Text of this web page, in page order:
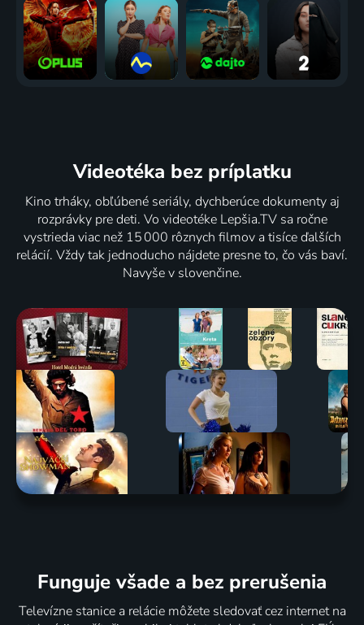
Videotéka bez príplatku
Kino trháky, obľúbené seriály, dychberúce dokumenty aj
rozprávky pre deti. Vo videotéke Lepšia.TV sa ročne
vystrieda viac než 15 000 rôznych filmov a tisíce ďalších
relácií. Vždy tak jednoducho nájdete presne to, čo vás baví.
Navyše v slovenčine.
Funguje všade a bez prerušenia
Televízne stanice a relácie môžete sledovať cez internet na